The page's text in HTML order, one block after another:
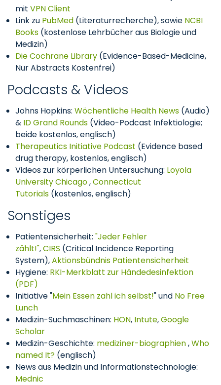
mit VPN Client
Link zu PubMed (Literaturrecherche), sowie NCBI
Books (kostenlose Lehrbücher aus Biologie und
Medizin)
Die Cochrane Library (Evidence-Based-Medicine,
Nur Abstracts Kostenfrei)
Podcasts & Videos
Johns Hopkins: Wöchentliche Health News (Audio)
& ID Grand Rounds (Video-Podcast Infektiologie;
beide kostenlos, englisch)
Therapeutics Initiative Podcast (Evidence based
drug therapy, kostenlos, englisch)
Videos zur körperlichen Untersuchung: Loyola
University Chicago,Connecticut
Tutorials (kostenlos, englisch)
Sonstiges
Patientensicherheit: "Jeder Fehler
zählt!",CIRS (Critical Incidence Reporting
System),Aktionsbündnis Patientensicherheit
Hygiene: RKI-Merkblatt zur Händedesinfektion
(PDF)
Initiative "Mein Essen zahl ich selbst!" und No Free
Lunch
Medizin-Suchmaschinen: HON, Intute,Google
Scholar
Medizin-Geschichte: mediziner-biographien,Who
named It? (englisch)
News aus Medizin und Informationstechnologie:
Mednic